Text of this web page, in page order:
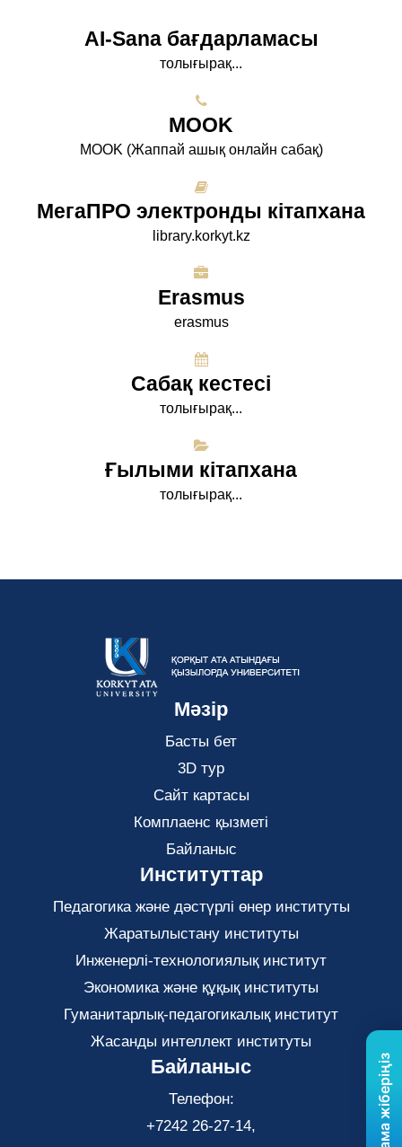
AI-Sana бағдарламасы
толығырақ...
МООK
МООK (Жаппай ашық онлайн сабақ)
МегаПРО электронды кітапхана
library.korkyt.kz
Erasmus
erasmus
Сабақ кестесі
толығырақ...
Ғылыми кітапхана
толығырақ...
Мәзір
Басты бет
3D тур
Сайт картасы
Комплаенс қызметі
Байланыс
Институттар
Педагогика және дәстүрлі өнер институты
Жаратылыстану институты
Инженерлі-технологиялық институт
Экономика және құқық институты
Гуманитарлық-педагогикалық институт
Жасанды интеллект институты
Байланыс
Телефон:
+7242 26-27-14,